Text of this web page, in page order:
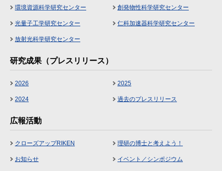
環境資源科学研究センター 創発物性科学研究センター
光量子工学研究センター 仁科加速器科学研究センター
放射光科学研究センター
研究成果（プレスリリース）
2026 2025
2024 過去のプレスリリース
広報活動
クローズアップRIKEN 理研の博士と考えよう！
お知らせ イベント／シンポジウム